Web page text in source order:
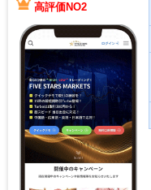
高評価NO2